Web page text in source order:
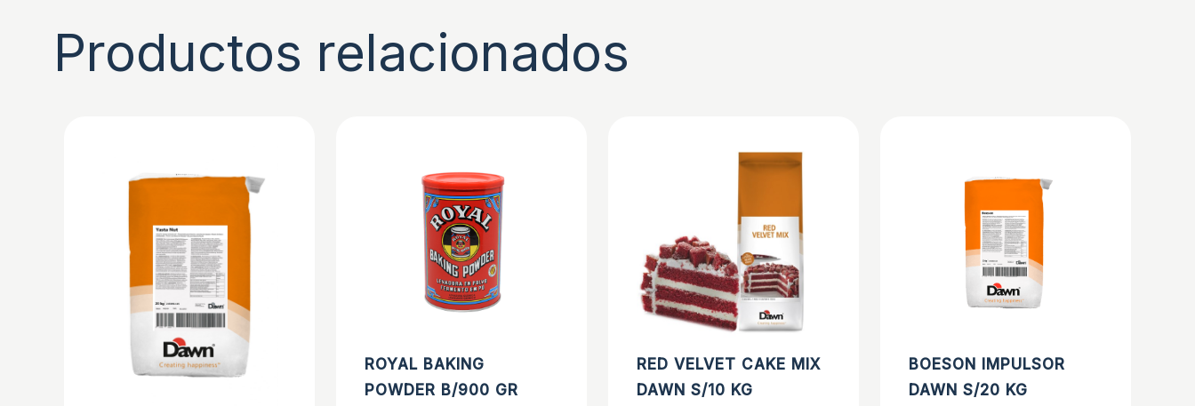
Productos relacionados
ROYAL BAKING
POWDER B/900 GR
RED VELVET CAKE MIX
DAWN S/10 KG
BOESON IMPULSOR
DAWN S/20 KG